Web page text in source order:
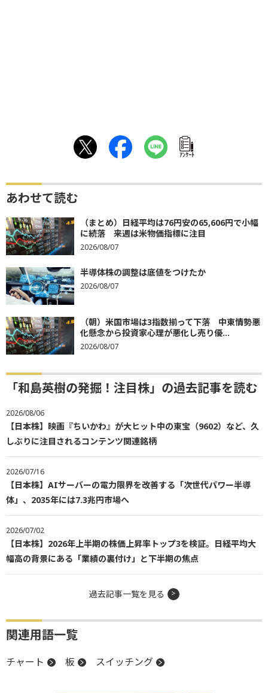
ｱﾝｹｰﾄ
あわせて読む
（まとめ）日経平均は76円安の65,606円で小幅
に続落 来週は米物価指標に注目
2026/08/07
半導体株の調整は底値をつけたか
2026/08/07
（朝）米国市場は3指数揃って下落 中東情勢悪
化懸念から投資家心理が悪化し売り優...
2026/08/07
「和島英樹の発掘！注目株」の過去記事を読む
2026/08/06
【日本株】映画『ちいかわ』が大ヒット中の東宝（9602）など、久
しぶりに注目されるコンテンツ関連銘柄
2026/07/16
【日本株】AIサーバーの電力限界を改善する「次世代パワー半導
体」、2035年には7.3兆円市場へ
2026/07/02
【日本株】2026年上半期の株価上昇率トップ3を検証。日経平均大
幅高の背景にある「業績の裏付け」と下半期の焦点
過去記事一覧を見る
関連用語一覧
チャート 板 スイッチング